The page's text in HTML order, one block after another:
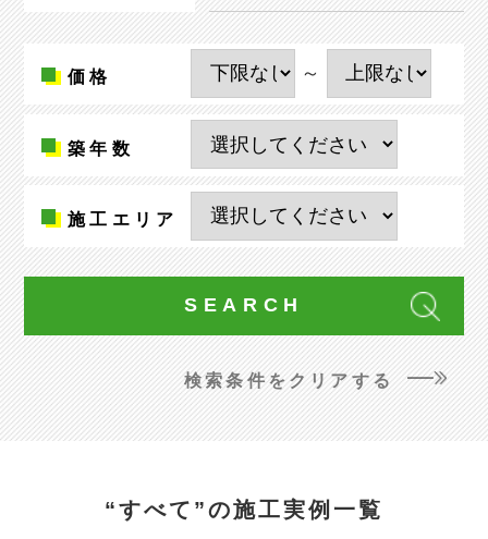
価格 ～
築年数
施工 エリア
検索条件をクリアする
“すべて”の施工実例一覧